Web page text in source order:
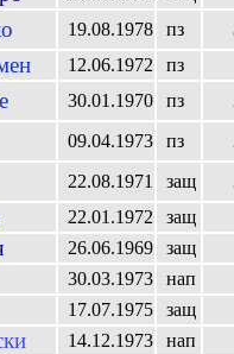
19.08.1978 пз
12.06.1972 пз
30.01.1970 пз
09.04.1973 пз
22.08.1971 защ
22.01.1972 защ
26.06.1969 защ
30.03.1973 нап
17.07.1975 защ
14.12.1973 нап